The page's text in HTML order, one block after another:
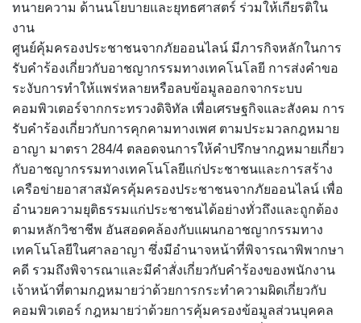
ทนายความ ด้านนโยบายและยุทธศาสตร์ ร่วมให้เกียรติใน
งาน
ศูนย์คุ้มครองประชาชนจากภัยออนไลน์ มีภารกิจหลักในการ
รับคำร้องเกี่ยวกับอาชญากรรมทางเทคโนโลยี การส่งคำขอ
ระงับการทำให้แพร่หลายหรือลบข้อมูลออกจากระบบ
คอมพิวเตอร์จากกระทรวงดิจิทัล เพื่อเศรษฐกิจและสังคม การ
รับคำร้องเกี่ยวกับการคุกคามทางเพศ ตามประมวลกฎหมาย
อาญา มาตรา 284/4 ตลอดจนการให้คำปรึกษากฎหมายเกี่ยว
กับอาชญากรรมทางเทคโนโลยีแก่ประชาชนและการสร้าง
เครือข่ายอาสาสมัครคุ้มครองประชาชนจากภัยออนไลน์ เพื่อ
อำนวยความยุติธรรมแก่ประชาชนได้อย่างทั่วถึงและถูกต้อง
ตามหลักวิชาชีพ อันสอดคล้องกับแผนกอาชญากรรมทาง
เทคโนโลยีในศาลอาญา ซึ่งมีอำนาจหน้าที่พิจารณาพิพากษา
คดี รวมถึงพิจารณาและมีคำสั่งเกี่ยวกับคำร้องของพนักงาน
เจ้าหน้าที่ตามกฎหมายว่าด้วยการกระทำความผิดเกี่ยวกับ
คอมพิวเตอร์ กฎหมายว่าด้วยการคุ้มครองข้อมูลส่วนบุคคล